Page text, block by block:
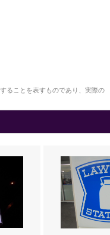
ることを表すものであり、実際の